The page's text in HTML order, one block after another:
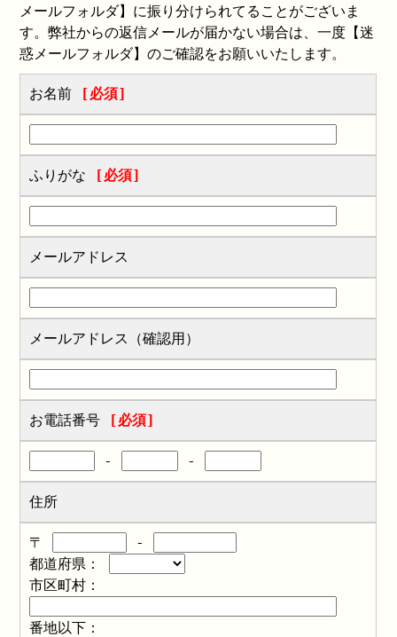
メールフォルダ】に振り分けられてることがございま
す。弊社からの返信メールが届かない場合は、一度【迷
惑メールフォルダ】のご確認をお願いいたします。
お名前 [必須]
ふりがな [必須]
メールアドレス
メールアドレス（確認用）
お電話番号 [必須]
- -
住所
〒
-
都道府県：
市区町村：
番地以下：